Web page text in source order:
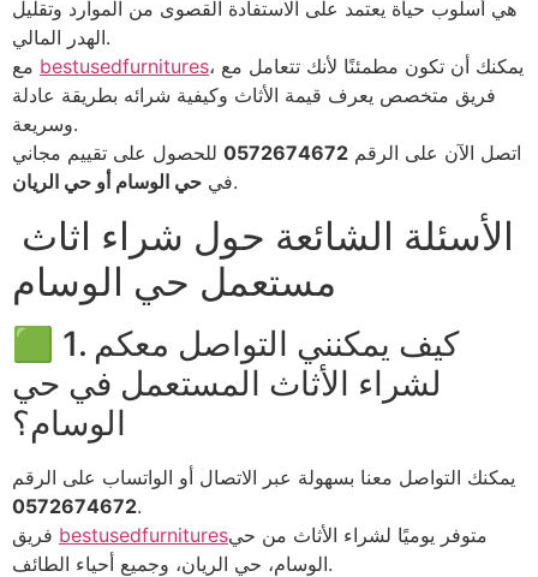
هي أسلوب حياة يعتمد على الاستفادة القصوى من الموارد وتقليل
الهدر المالي.
bestusedfurnitures، يمكنك أن تكون مطمئنًا لأنك تتعامل مع
فريق متخصص يعرف قيمة الأثاث وكيفية شرائه بطريقة عادلة
وسريعة.
اتصل الآن على الرقم 0572674672 للحصول على تقييم مجاني
في حي الوسام أو حي الريان .
مستعمل حي الوسام
🟩 1. كيف يمكنني التواصل معكم
لشراء الأثاث المستعمل في حي
الوسام؟
يمكنك التواصل معنا بسهولة عبر الاتصال أو الواتساب على الرقم
0572674672.
bestusedfurnituresمتوفر يوميًا لشراء الأثاث من حي
الوسام، حي الريان، وجميع أحياء الطائف.